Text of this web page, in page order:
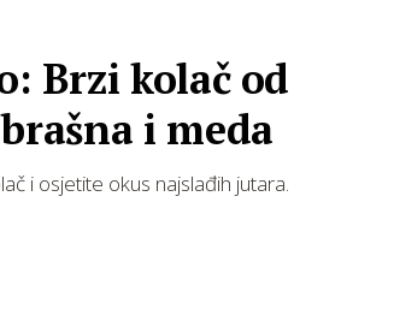
Brzi kolač od
i meda
i osjetite okus najslađih jutara.